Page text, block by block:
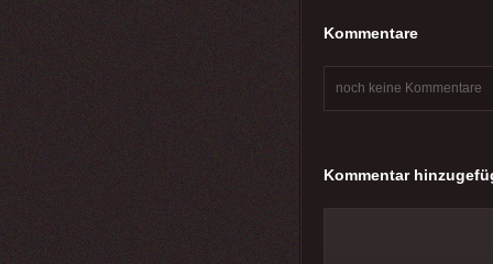
Kommentare
noch keine Kommentare
Kommentar